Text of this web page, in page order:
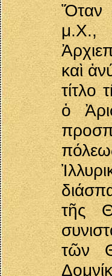
Ὅταν
μ.Χ.,
καὶ
τίτλο
ὁ
τῆς
τῶν